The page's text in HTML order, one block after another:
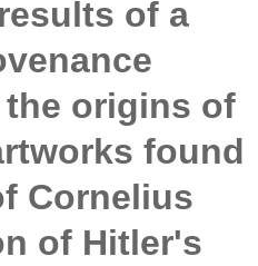
of a
origins of
found
Cornelius
of Hitler's